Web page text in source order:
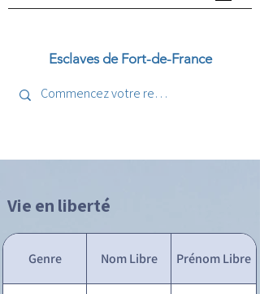
Esclaves de Fort-de-France
Vie en liberté
Genre Nom Libre Prénom Libre